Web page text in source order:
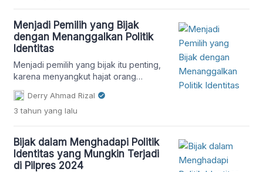
kategori agama/keyakinan berbeda.
Menjadi Pemilih yang Bijak
dengan Menanggalkan Politik
Identitas
Menjadi pemilih yang bijak itu penting,
karena menyangkut hajat orang
banyak. Jadi harus pintar memilah dan
memilih serta menjauhkan dari politik
identitas.
Derry Ahmad Rizal
3 tahun yang lalu
Bijak dalam Menghadapi Politik
Identitas yang Mungkin Terjadi
di Pilpres 2024